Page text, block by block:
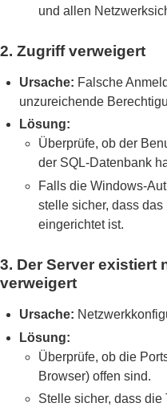
und allen
2. Zugriff verweigert
Ursache: Falsche
unzureichende
Lösung:
Überprüfe, ob der
der SQL-Datenbank
Falls die Windows-
stelle sicher, dass
eingerichtet ist.
3. Der Server existiert
verweigert
Ursache:
Lösung:
Überprüfe, ob die
Browser) offen sind.
Stelle sicher, dass